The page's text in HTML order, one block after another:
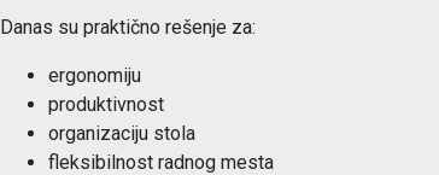
Danas su praktično rešenje za:
ergonomiju
produktivnost
organizaciju stola
fleksibilnost radnog mesta